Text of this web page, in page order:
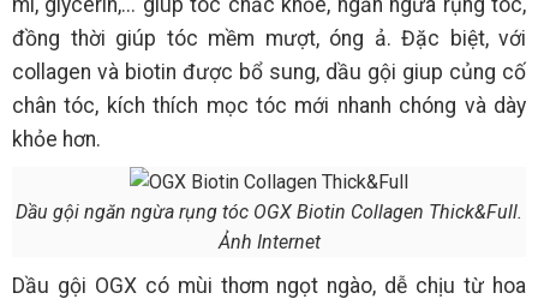
mì, glycerin,... giúp tóc chắc khỏe, ngăn ngừa rụng tóc,
đồng thời giúp tóc mềm mượt, óng ả. Đặc biệt, với
collagen và biotin được bổ sung, dầu gội giup củng cố
chân tóc, kích thích mọc tóc mới nhanh chóng và dày
khỏe hơn.
Dầu gội ngăn ngừa rụng tóc OGX Biotin Collagen Thick&Full.
Ảnh Internet
Dầu gội OGX có mùi thơm ngọt ngào, dễ chịu từ hoa